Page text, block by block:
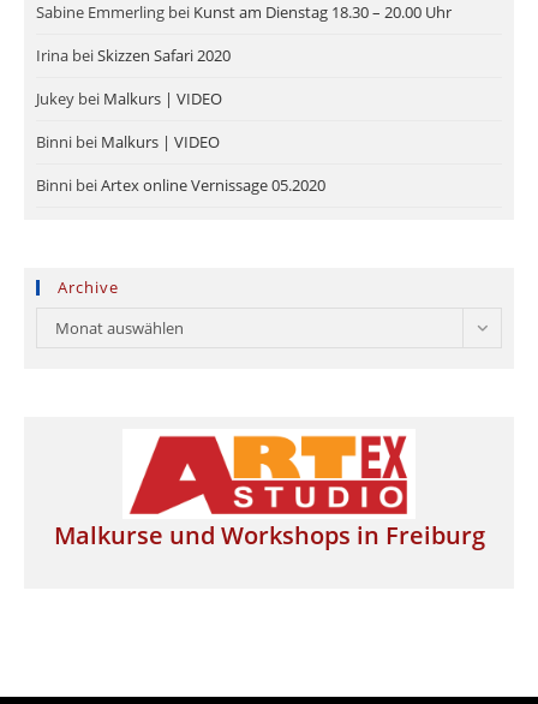
Sabine Emmerling bei Kunst am Dienstag 18.30 – 20.00 Uhr
Irina beiSkizzen Safari 2020
Jukey bei Malkurs | VIDEO
Binni bei Malkurs | VIDEO
Binni beiArtex online Vernissage 05.2020
Archive
Archive
Monat auswählen
Malkurse und Workshops in Freiburg